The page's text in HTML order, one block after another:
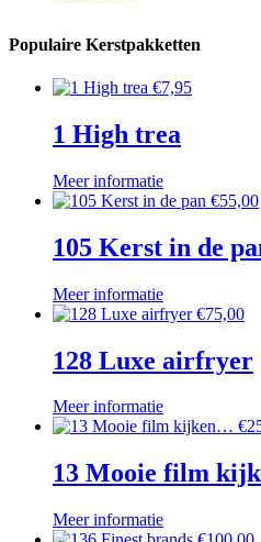
Populaire Kerstpakketten
€7,95
1 High trea
Meer informatie
€55,00
105 Kerst in de
Meer informatie
€75,00
128 Luxe airfryer
Meer informatie
€
13 Mooie film
Meer informatie